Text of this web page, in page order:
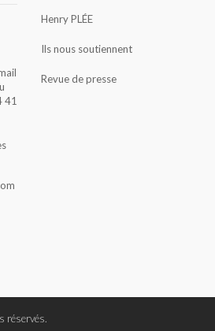
41
Henry PLÉE
Ils nous soutiennent
Revue de presse
réservés.